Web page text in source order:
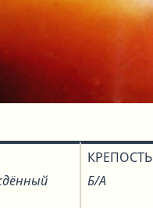
КРЕПОСТЬ
Б/А